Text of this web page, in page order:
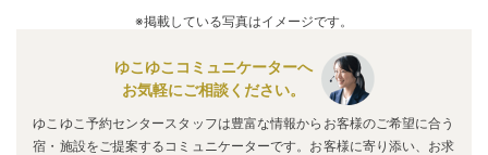
※掲載している写真はイメージです。
ゆこゆこコミュニケーターへ
お気軽にご相談ください。
ゆこゆこ予約センタースタッフは豊富な情報からお客様のご希望に合う
宿・施設をご提案するコミュニケーターです。お客様に寄り添い、お求